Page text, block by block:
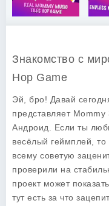
Знакомство с
Hop Game
Эй, бро! Давай
представляет Mommy
Андроид. Если ты
весёлый геймплей,
всему советую
проверили на
проект может
тут есть за что